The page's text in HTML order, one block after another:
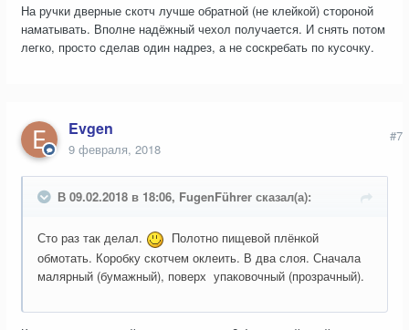
На ручки дверные скотч лучше обратной (не клейкой) стороной
наматывать. Вполне надёжный чехол получается. И снять потом
легко, просто сделав один надрез, а не соскребать по кусочку.
Evgen
9 февраля, 2018
#7
В 09.02.2018 в 18:06, FugenFührer сказал(а):
Сто раз так делал.
Полотно пищевой плёнкой
обмотать. Коробку скотчем оклеить. В два слоя. Сначала
малярный (бумажный), поверх упаковочный (прозрачный).